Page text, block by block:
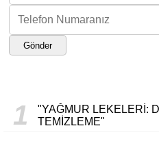
Gönder
1
"YAĞMUR LEKELERI:
TEMIZLEME"